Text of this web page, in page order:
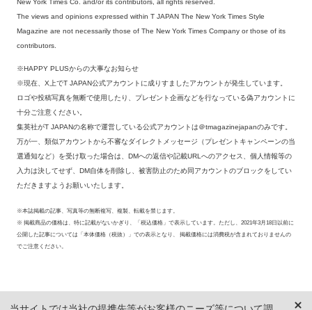
New York Times Co. and/or its contributors, all rights reserved.
The views and opinions expressed within T JAPAN The New York Times Style
Magazine are not necessarily those of The New York Times Company or those of its
contributors.
※HAPPY PLUSからの大事なお知らせ
※現在、X上でT JAPAN公式アカウントに成りすましたアカウントが発生しています。
ロゴや投稿写真を無断で使用したり、プレゼント企画などを行なっている偽アカウントに
十分ご注意ください。
集英社がT JAPANの名称で運営している公式アカウントは＠tmagazinejapanのみです。
万が一、類似アカウントから不審なダイレクトメッセージ（プレゼントキャンペーンの当
選通知など）を受け取った場合は、DMへの返信や記載URLへのアクセス、個人情報等の
入力は決してせず、DM自体を削除し、被害防止のため同アカウントのブロックをしてい
ただきますようお願いいたします。
※本誌掲載の記事、写真等の無断複写、複製、転載を禁じます。
※ 掲載商品の価格は、特に記載がないかぎり、「税込価格」で表示しています。ただし、2021年3月18日以前に
公開した記事については「本体価格（税抜）」での表示となり、 掲載価格には消費税が含まれておりませんの
でご注意ください。